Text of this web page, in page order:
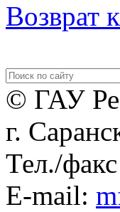
Возврат
© ГАУ
г.
Тел./
E-mail: